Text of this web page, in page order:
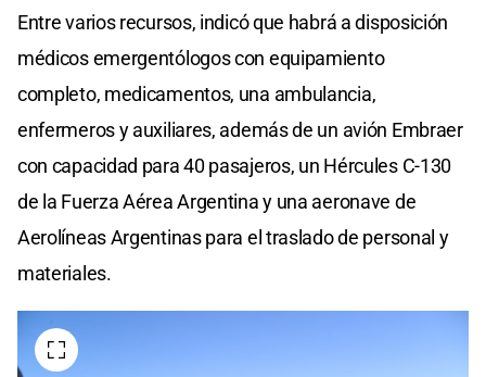
Entre varios recursos, indicó que habrá a disposición
médicos emergentólogos con equipamiento
completo, medicamentos, una ambulancia,
enfermeros y auxiliares, además de un avión Embraer
con capacidad para 40 pasajeros, un Hércules C-130
de la Fuerza Aérea Argentina y una aeronave de
Aerolíneas Argentinas para el traslado de personal y
materiales.